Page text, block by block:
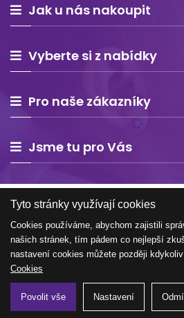
Jak u nás nakoupit
Vyberte si z nabídky
Pro naše zákazníky
Jsme tu pro Vás
Copyright © 2026 Estelle
Tvorba e-shopu na míru
Tyto stránky využívají cookies
Cookies používáme, abychom zajistili
našich stránek, tím pádem co nejlepší
nastavení cookies můžete později
Cookies
Povolit vše Nastavení